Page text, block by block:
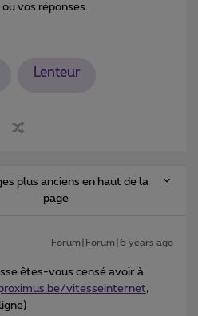
vos réponses.
Lenteur
plus anciens en haut de la
page
Forum|Forum|6 years ago
êtes-vous censé avoir à
vitesseinternet,